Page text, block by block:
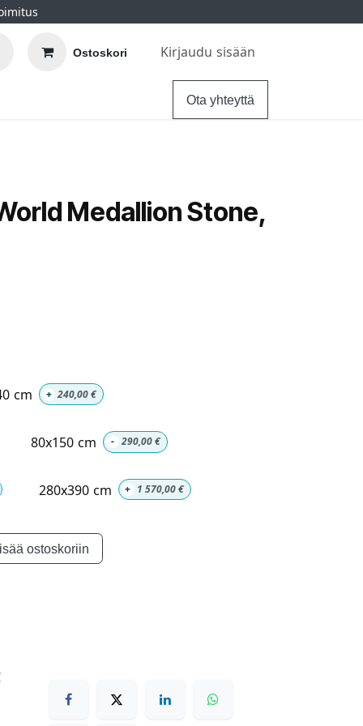
Ostoskori Kirjaudu sisään
Ota yhteyttä
Medallion Stone,
cm + 240,00 €
80x150 cm - 290,00€
280x390 cm + 1 570,00€
ostoskoriin